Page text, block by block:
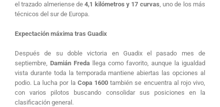
el trazado almeriense de4,1 kilómetros y 17 curvas, uno de los más
técnicos del sur de Europa.
Expectación máxima tras Guadix
Después de su doble victoria en Guadix el pasado mes de
septiembre, Damián Freda llega como favorito, aunque la igualdad
vista durante toda la temporada mantiene abiertas las opciones al
podio. La lucha por la Copa 1600 también se encuentra al rojo vivo,
con varios pilotos buscando consolidar sus posiciones en la
clasificación general.